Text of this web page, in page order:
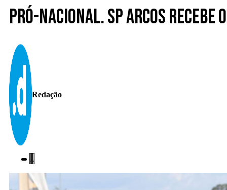
Pró-Nacional. SP Arcos recebe
Redação